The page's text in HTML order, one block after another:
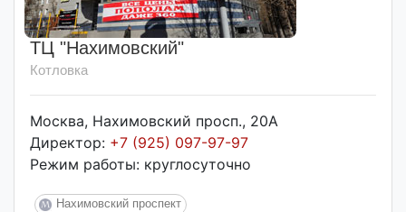
ТЦ "Нахимовский"
Котловка
Москва, Нахимовский просп., 20А
Директор: +7 (925) 097-97-97
Режим работы: круглосуточно
Нахимовский проспект